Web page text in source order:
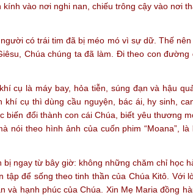
vào nơi nghi nan, chiếu trông cậy vào nơi
có trái tim đã bị méo mó vì sự dữ. Thế
Chúa chúng ta đã làm. Đi theo con
cụ là máy bay, hỏa tiễn, súng đạn và hậu
cụ thì dùng cầu nguyện, bác ái, hy sinh,
đổi thành con cái Chúa, biết yêu thương
nói theo hình ảnh của cuốn phim “Moana”,
ngay từ bây giờ: không những chăm chỉ học
để sống theo tinh thần của Chúa Kitô. Với
hạnh phúc của Chúa. Xin Mẹ Maria đồng